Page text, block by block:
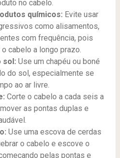
no cabelo.
químicos: Evite usar
como alisamentos,
com frequência, pois
cabelo a longo prazo.
sol: Use um chapéu ou boné
do sol, especialmente se
ao ar livre.
Corte o cabelo a cada seis a
as pontas duplas e
Use uma escova de cerdas
o cabelo e escove o
pelas pontas e